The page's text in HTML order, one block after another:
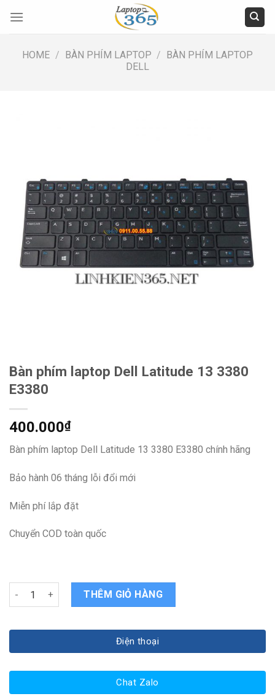
HOME / BÀN PHÍM LAPTOP / BÀN PHÍM LAPTOP
DELL
Bàn phím laptop Dell Latitude 13 3380
E3380
400.000₫
Bàn phím laptop Dell Latitude 13 3380 E3380 chính hãng
Bảo hành 06 tháng lỗi đổi mới
Miễn phí lắp đặt
Chuyển COD toàn quốc
Bàn phím laptop Dell Latitude 13 3380 E3380 quantity
THÊM GIỎ HÀNG
Điện thoại
Chat Zalo